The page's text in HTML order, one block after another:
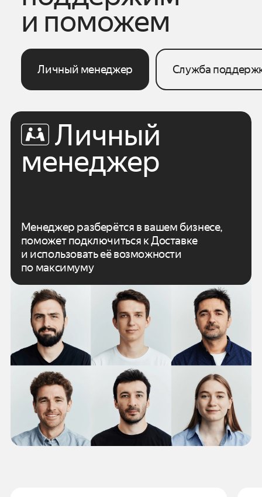
и поможем
Личный менеджер Служба
Личный
менеджер
Менеджер разберётся в вашем бизнесе,
поможет подключиться к Доставке
и использоватьеё возможности
по максимуму